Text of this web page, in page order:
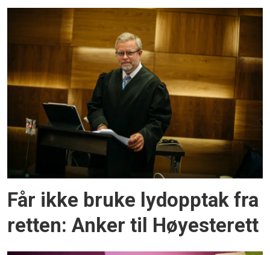
Får ikke bruke lydopptak fra
retten: Anker til Høyesterett